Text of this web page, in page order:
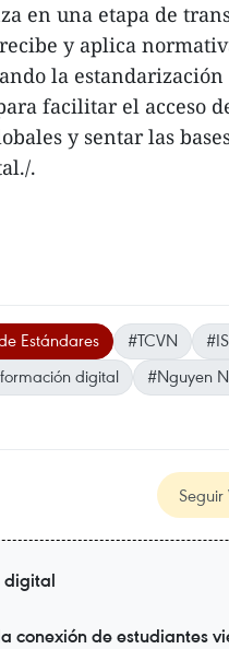
en una etapa de
y aplica
la
facilitar el acceso
y sentar las
.
Estándares #TCVN
digital
#Nguyen
Seguir
digital
conexión de estudiantes